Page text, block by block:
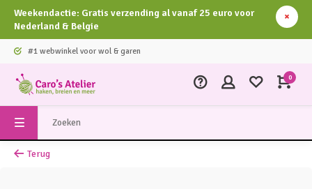
Weekendactie: Gratis verzending al vanaf 25 euro voor
Nederland & Belgie
#1 webwinkel voor wol & garen
0
Terug